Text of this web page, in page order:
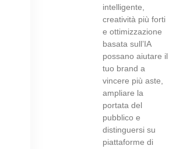
intelligente,
creatività più forti
e ottimizzazione
basata sull’IA
possano aiutare il
tuo brand a
vincere più aste,
ampliare la
portata del
pubblico e
distinguersi su
piattaforme di